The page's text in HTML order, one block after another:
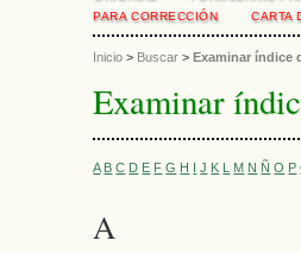
PARA CORRECCIÓN
CARTA
Inicio > Buscar >Examinar índice
Examinar
A B C D E F G H I J K L M N Ñ O P
A